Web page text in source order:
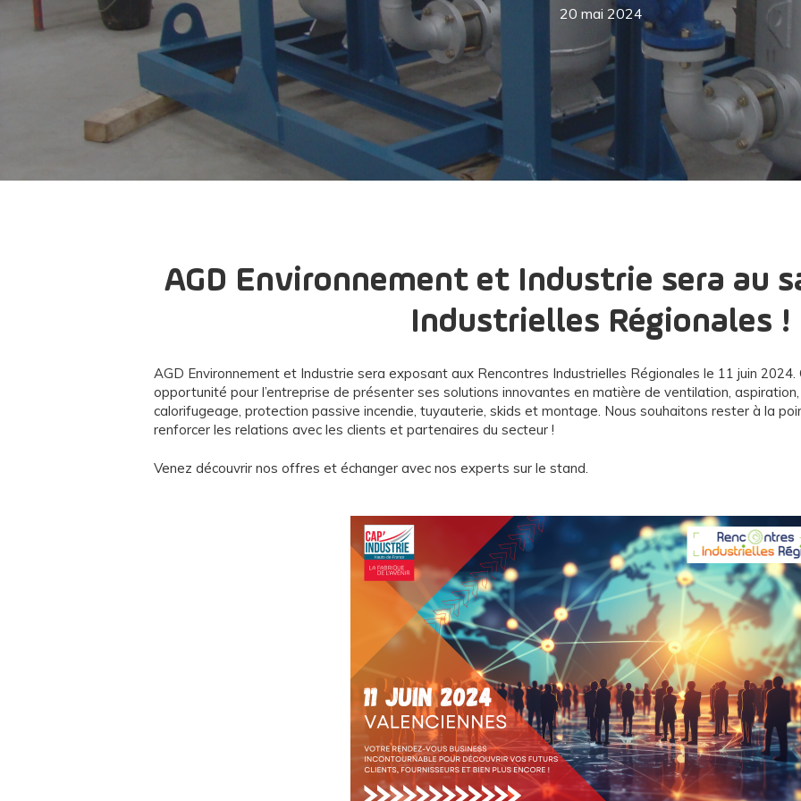
20 mai 2024
AGD Environnement et Industrie sera au
Industrielles Régionales !
AGD Environnement et Industrie sera exposant aux Rencontres Industrielles Régionales le 11 juin
opportunité pour l’entreprise de présenter ses solutions innovantes en matière de ventilation,
calorifugeage, protection passive incendie, tuyauterie, skids et montage. Nous souhaitons rester à la
renforcer les relations avec les clients et partenaires du secteur !
Venez découvrir nos offres et échanger avec nos experts sur le stand.